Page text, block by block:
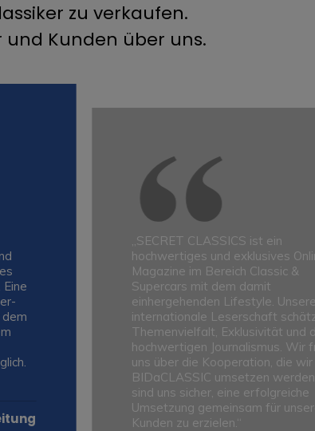
zu verkaufen.
Kunden über uns.
„SECRET CLASSICS ist ein
hochwertiges und exklusives
Magazine im Bereich Classic &
Supercars mit dem damit
einhergehenden Lifestyle. Unsere
internationale Leserschaft
Themenvielfalt, Exklusivität und
hochwertigen Journalismus. Wir
uns über die Kooperation, die
BIDaCLASSIC umsetzen
sind uns sicher, eine erfolgreiche
Umsetzung gemeinsam für
Kunden zu erzielen.“